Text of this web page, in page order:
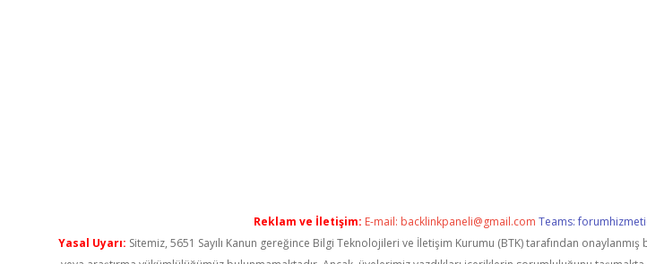
Reklam ve İletişim: E-mail: backlinkpaneli@gmail.com Teams:
Yasal Uyarı: Sitemiz, 5651 Sayılı Kanun gereğince Bilgi Teknolojileri ve İletişim Kurumu (BTK) tarafından